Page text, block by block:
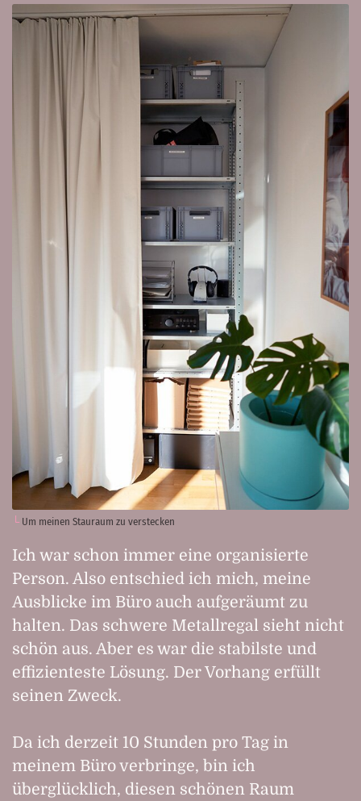
Um meinen Stauraum zu verstecken
Ich war schon immer eine organisierte
Person. Also entschied ich mich, meine
Ausblicke im Büro auch aufgeräumt zu
halten. Das schwere Metallregal sieht nicht
schön aus. Aber es war die stabilste und
effizienteste Lösung. Der Vorhang erfüllt
seinen Zweck.
Da ich derzeit 10 Stunden pro Tag in
meinem Büro verbringe, bin ich
überglücklich, diesen schönen Raum